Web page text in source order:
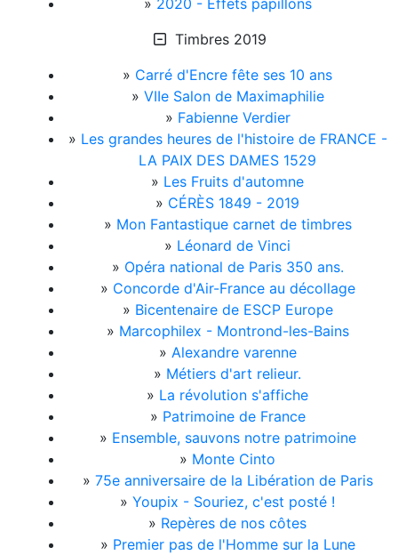
» 2020 - Effets papillons
Timbres 2019
» Carré d'Encre fête ses 10 ans
» VIIe Salon de Maximaphilie
» Fabienne Verdier
» Les grandes heures de l'histoire de FRANCE -
LA PAIX DES DAMES 1529
» Les Fruits d'automne
» CÉRÈS 1849 - 2019
» Mon Fantastique carnet de timbres
» Léonard de Vinci
» Opéra national de Paris 350 ans.
» Concorde d'Air-France au décollage
» Bicentenaire de ESCP Europe
» Marcophilex - Montrond-les-Bains
» Alexandre varenne
» Métiers d'art relieur.
» La révolution s'affiche
» Patrimoine de France
» Ensemble, sauvons notre patrimoine
» Monte Cinto
» 75e anniversaire de la Libération de Paris
» Youpix - Souriez, c'est posté !
» Repères de nos côtes
» Premier pas de l'Homme sur la Lune